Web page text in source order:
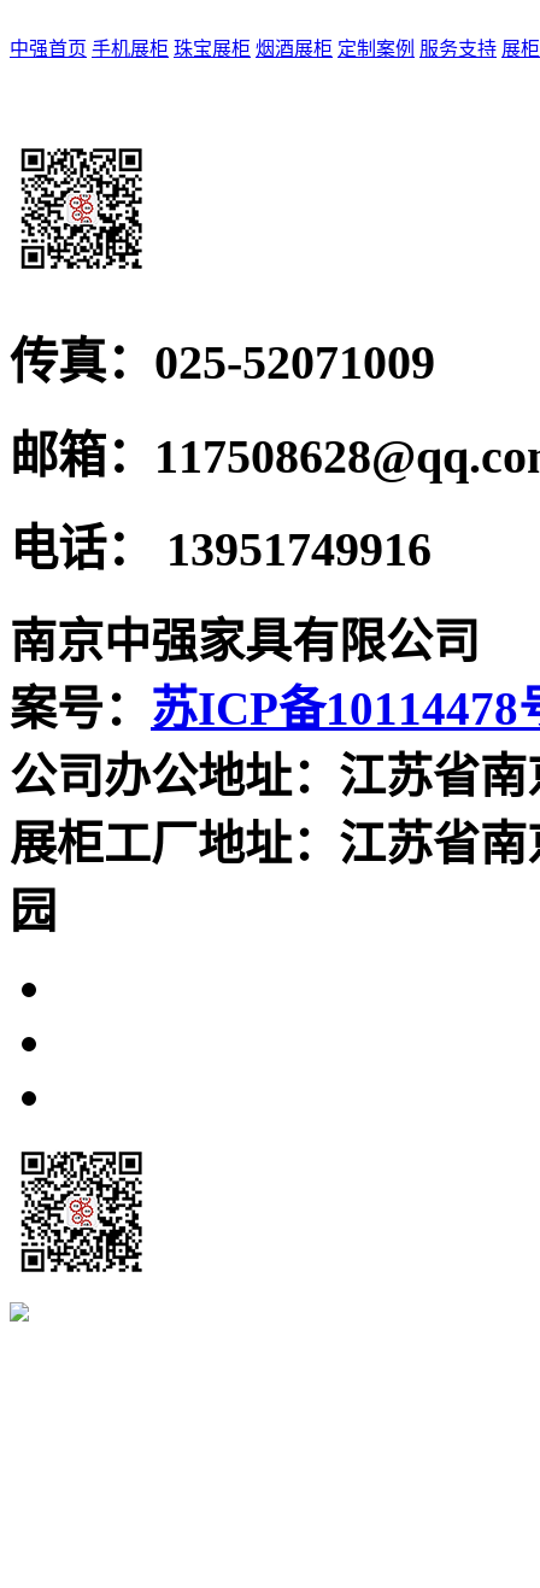
中强首页 手机展柜 珠宝展柜 烟酒展柜 定制案例 服务支持 展
传真： 025-52071009
邮箱：
电话： 13951749916
南京中强家具有限公
案号： 苏ICP备10114478
公司办公地址：江苏省
展柜工厂地址：江苏省
园